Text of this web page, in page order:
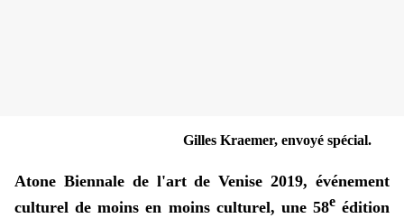
Gilles Kraemer, envoyé spécial.
Atone Biennale de l'art de Venise 2019, événement
culturel de moins en moins culturel, une 58eédition